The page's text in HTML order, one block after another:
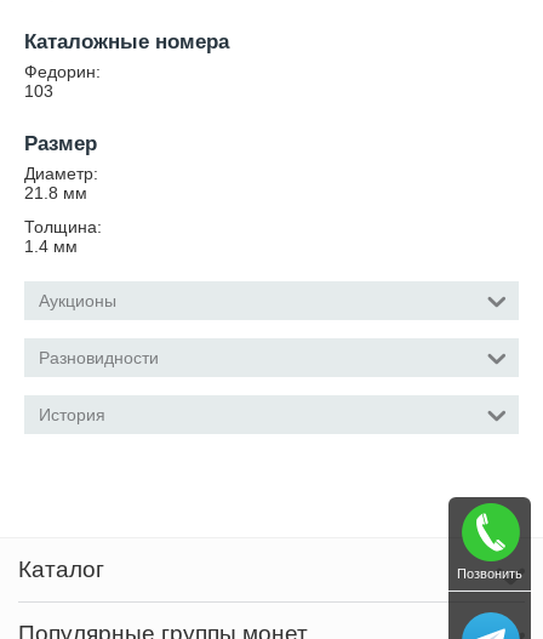
Каталожные номера
Федорин:
103
Размер
Диаметр:
21.8 мм
Толщина:
1.4 мм
Аукционы
Разновидности
История
Каталог
Популярные группы монет
Позвонить